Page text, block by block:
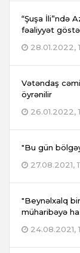
“Şuşa İli”ndə
fəaliyyət
28.01.2022,
Vətəndaş
öyrənilir
26.01.2022,
"Bu gün
27.08.2021,
"Beynəlxalq
müharibəyə
24.08.2021,